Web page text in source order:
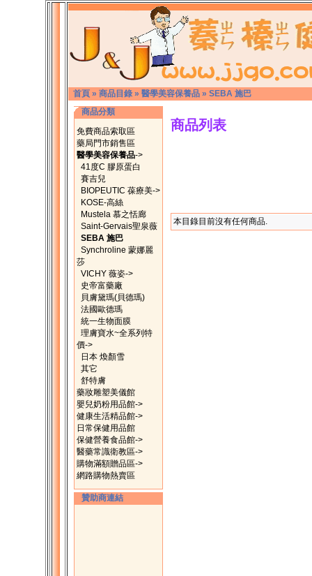
首頁 » 商品目錄 » 醫學美容保養品 » SEBA 施巴
商品分類
免費商品索取區
藥局門市銷售區
醫學美容保養品->
41度C 膠原蛋白
賽吉兒
BIOPEUTIC 葆療美->
KOSE-高絲
Mustela 慕之恬廊
Saint-Gervais聖泉薇
SEBA 施巴
Synchroline 蒙娜麗
莎
VICHY 薇姿->
史帝富藥廠
貝膚黛瑪(貝德瑪)
法國歐德瑪
統一生物面膜
理膚寶水~全系列特
價->
日本 煥顏雪
其它
舒特膚
藥妝雕塑美儀館
嬰兒奶粉用品館->
健康生活精品館->
日常保健用品館
保健營養食品館->
醫藥常識衛教區->
購物滿額贈品區->
網路購物熱賣區
贊助商連結
商品列表
本目錄目前沒有任何商品.